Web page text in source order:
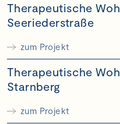
Therapeutische
Seeriederstraße
zum Projekt
Therapeutische
Starnberg
zum Projekt